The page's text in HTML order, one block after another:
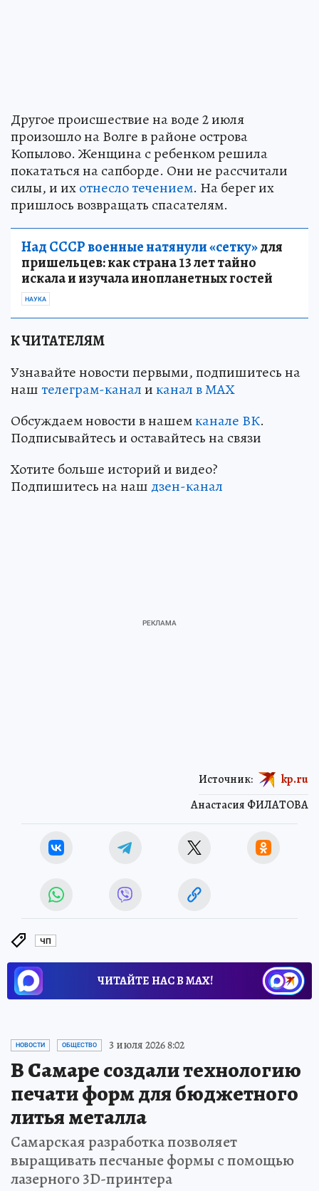
Другое происшествие на воде 2 июля
произошло на Волге в районе острова
Копылово. Женщина с ребенком решила
покататься на сапборде. Они не рассчитали
силы, и ихотнесло течением. На берег их
пришлось возвращать спасателям.
Над СССР военные натянули «сетку»для
пришельцев: как страна 13 лет тайно
искала и изучала инопланетных гостей
НАУКА
К ЧИТАТЕЛЯМ
Узнавайте новости первыми, подпишитесь на
наштелеграм-каналиканал в МАХ
Обсуждаем новости в нашемканале ВК.
Подписывайтесь и оставайтесь на связи
Хотите больше историй и видео?
Подпишитесь на наш дзен-канал
Анастасия ФИЛАТОВА
Источник: kp.ru
ЧП
ЧИТАЙТЕ НАС В МАХ!
НОВОСТИ ОБЩЕСТВО 3 июля 2026 8:02
В Самаре создали технологию
печати форм для бюджетного
литья металла
Самарская разработка позволяет
выращивать песчаные формы с помощью
лазерного 3D-принтера